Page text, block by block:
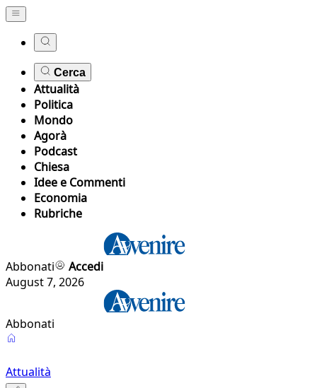
Cerca
Attualità
Politica
Mondo
Agorà
Podcast
Chiesa
Idee e Commenti
Economia
Rubriche
Abbonati
Accedi
August 7, 2026
Abbonati
Attualità